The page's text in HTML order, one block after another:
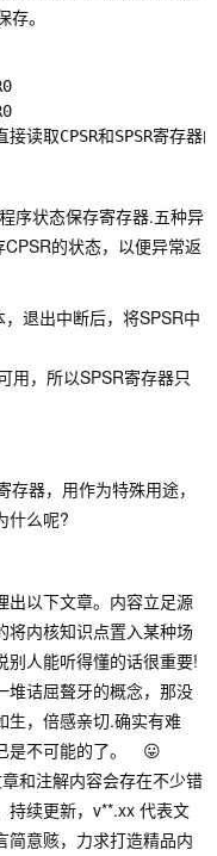
。
序状态保存寄存器.五种异
CPSR的状态，以便异常返
退出中断后，将SPSR中
用，所以SPSR寄存器只
器，用作为特殊用途，
什么呢?
出以下文章。内容立足源
将内核知识点置入某种场
别人能听得懂的话很重要!
堆诘屈聱牙的概念，那没
生，倍感亲切.确实有难
是不可能的了。 😛
和注解内容会存在不少错
持续更新，v**.xx 代表文
简意赅，力求打造精品内